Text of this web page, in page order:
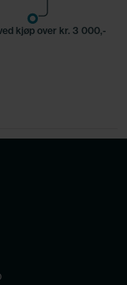
kjøp over kr. 3 000,-